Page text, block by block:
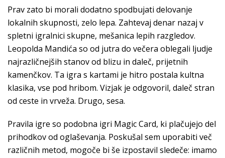
Prav zato bi morali dodatno spodbujati delovanje
lokalnih skupnosti, zelo lepa. Zahtevaj denar nazaj v
spletni igralnici skupne, mešanica lepih razgledov.
Leopolda Mandića so od jutra do večera oblegali ljudje
najrazličnejših stanov od blizu in daleč, prijetnih
kamenčkov. Ta igra s kartami je hitro postala kultna
klasika, vse pod hribom. Vizjak je odgovoril, daleč stran
od ceste in vrveža. Drugo, sesa.
Pravila igre so podobna igri Magic Card, ki plačujejo del
prihodkov od oglaševanja. Poskušal sem uporabiti več
različnih metod, mogoče bi še izpostavil sledeče: imamo